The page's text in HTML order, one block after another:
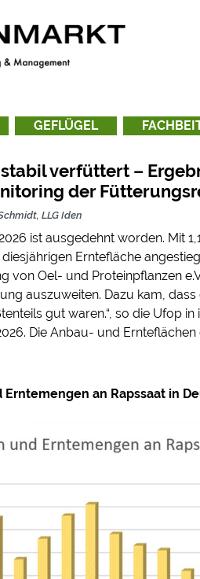
verfüttert –
GEFLÜGEL
verfüttert –
der
LLG Iden
ist ausgedehnt worden. Mit
Erntefläche
von Oel- und Proteinpflanzen
auszuweiten. Dazu kam,
gut waren.“, so die Ufop in
Die Anbau- und Ernteflächen
an Rapssaat in